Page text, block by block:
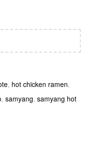
, hot chicken ramen,
, samyang, samyang hot